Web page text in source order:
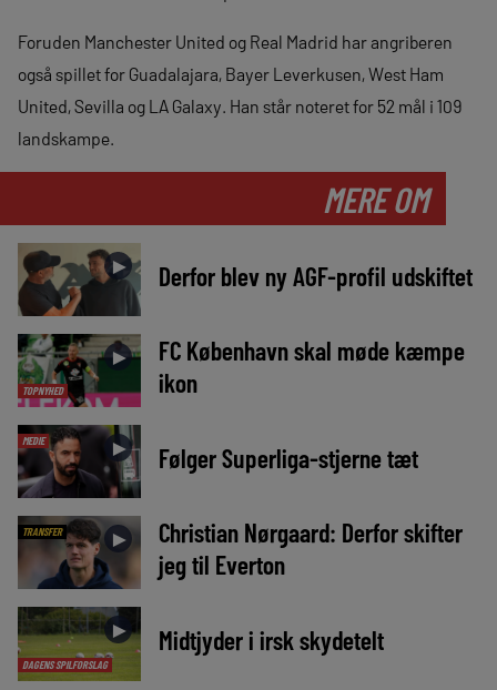
Foruden Manchester United og Real Madrid har angriberen
også spillet for Guadalajara, Bayer Leverkusen, West Ham
United, Sevilla og LA Galaxy. Han står noteret for 52 mål i 109
landskampe.
MERE OM
► Derfor blev ny AGF-profil udskiftet
TOPNYHED
►
FC København skal møde kæmpe
ikon
MEDIE ► Følger Superliga-stjerne tæt
TRANSFER ►
Christian Nørgaard: Derfor skifter
jeg til Everton
DAGENS SPILFORSLAG
► Midtjyder i irsk skydetelt